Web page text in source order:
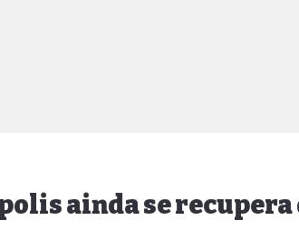
ainda se